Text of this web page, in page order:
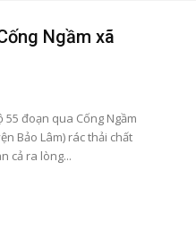
Ngầm xã
đoạn qua Cống Ngầm
Bảo Lâm) rác thải chất
cả ra lòng...